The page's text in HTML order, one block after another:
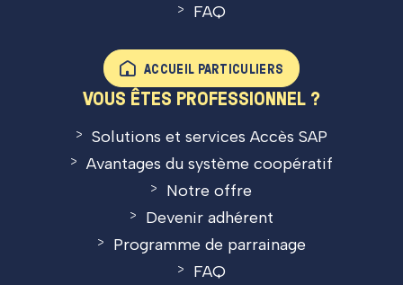
FAQ
ACCUEIL PARTICULIERS
VOUS ÊTES PROFESSIONNEL ?
Solutions et services Accès SAP
Avantages du système coopératif
Notre offre
Devenir adhérent
Programme de parrainage
FAQ